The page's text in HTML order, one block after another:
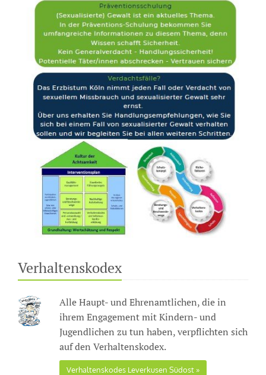
Verhaltenskodex
Alle Haupt- und Ehrenamtlichen, die in
ihrem Engagement mit Kindern- und
Jugendlichen zu tun haben, verpflichten sich
auf den Verhaltenskodex.
Verhaltenskodes Leverkusen Südost